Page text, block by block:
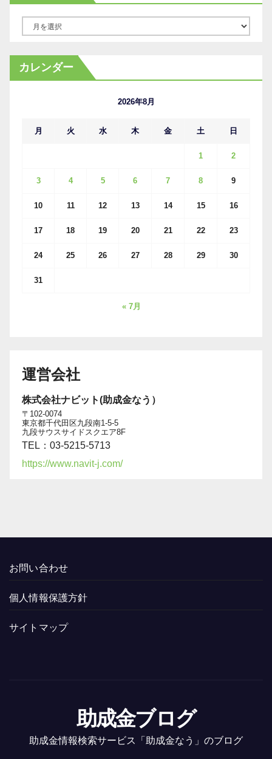
カ
イ
カレンダー
2026年8月
月 火 水 木 金 土 日
1 2
3 4 5 6 7 8 9
10 11 12 13 14 15 16
17 18 19 20 21 22 23
24 25 26 27 28 29 30
31
« 7月
運営会社
株式会社ナビット(助成金なう）
〒102-0074
東京都千代田区九段南1-5-5
九段サウスサイドスクエア8F
TEL：03-5215-5713
https://www.navit-j.com/
お問い合わせ
個人情報保護方針
サイトマップ
助成金ブログ
助成金情報検索サービス「助成金なう」のブログ